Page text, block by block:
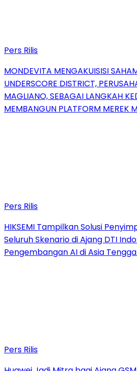
Pers Rilis
MONDEVITA MENGAKUISISI
UNDERSCORE DISTRICT,
MAGLIANO, SEBAGAI LANGKAH
MEMBANGUN PLATFORM MEREK
Pers Rilis
HIKSEMI Tampilkan Solusi
Seluruh Skenario di Ajang DTI
Pengembangan AI di Asia
Pers Rilis